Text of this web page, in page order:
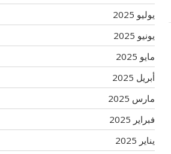
يوليو 2025
يونيو 2025
مايو 2025
أبريل 2025
مارس 2025
فبراير 2025
يناير 2025